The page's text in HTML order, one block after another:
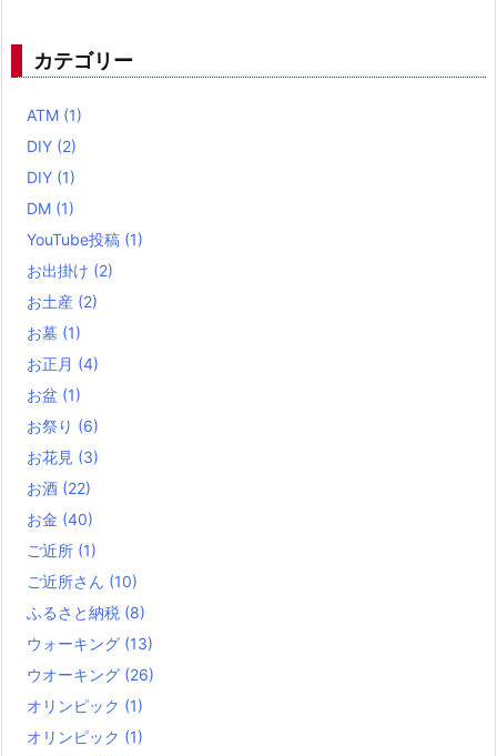
カテゴリー
ATM (1)
DIY (2)
DIY (1)
DM (1)
YouTube投稿 (1)
お出掛け (2)
お土産 (2)
お墓 (1)
お正月 (4)
お盆 (1)
お祭り (6)
お花見 (3)
お酒 (22)
お金 (40)
ご近所 (1)
ご近所さん (10)
ふるさと納税 (8)
ウォーキング (13)
ウオーキング (26)
オリンピック (1)
オリンピック (1)